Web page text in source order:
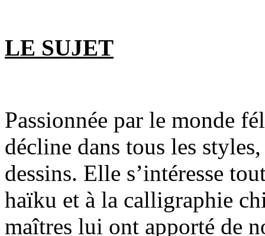
LE SUJET
Passionnée par le monde
décline dans tous les
dessins. Elle s’intéresse
haïku et à la calligraphie
maîtres lui ont apporté de